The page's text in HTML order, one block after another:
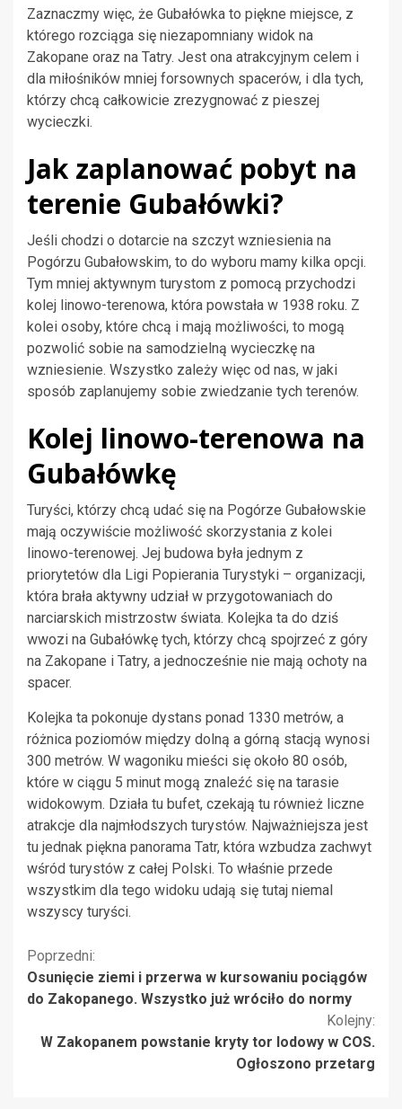
Zaznaczmy więc, że Gubałówka to piękne miejsce, z
którego rozciąga się niezapomniany widok na
Zakopane oraz na Tatry. Jest ona atrakcyjnym celem i
dla miłośników mniej forsownych spacerów, i dla tych,
którzy chcą całkowicie zrezygnować z pieszej
wycieczki.
Jak zaplanować pobyt na
terenie Gubałówki?
Jeśli chodzi o dotarcie na szczyt wzniesienia na
Pogórzu Gubałowskim, to do wyboru mamy kilka opcji.
Tym mniej aktywnym turystom z pomocą przychodzi
kolej linowo-terenowa, która powstała w 1938 roku. Z
kolei osoby, które chcą i mają możliwości, to mogą
pozwolić sobie na samodzielną wycieczkę na
wzniesienie. Wszystko zależy więc od nas, w jaki
sposób zaplanujemy sobie zwiedzanie tych terenów.
Kolej linowo-terenowa na
Gubałówkę
Turyści, którzy chcą udać się na Pogórze Gubałowskie
mają oczywiście możliwość skorzystania z kolei
linowo-terenowej. Jej budowa była jednym z
priorytetów dla Ligi Popierania Turystyki – organizacji,
która brała aktywny udział w przygotowaniach do
narciarskich mistrzostw świata. Kolejka ta do dziś
wwozi na Gubałówkę tych, którzy chcą spojrzeć z góry
na Zakopane i Tatry, a jednocześnie nie mają ochoty na
spacer.
Kolejka ta pokonuje dystans ponad 1330 metrów, a
różnica poziomów między dolną a górną stacją wynosi
300 metrów. W wagoniku mieści się około 80 osób,
które w ciągu 5 minut mogą znaleźć się na tarasie
widokowym. Działa tu bufet, czekają tu również liczne
atrakcje dla najmłodszych turystów. Najważniejsza jest
tu jednak piękna panorama Tatr, która wzbudza zachwyt
wśród turystów z całej Polski. To właśnie przede
wszystkim dla tego widoku udają się tutaj niemal
wszyscy turyści.
Kontynuuj
czytanie
Poprzedni:
Osunięcie ziemi i przerwa w kursowaniu pociągów
do Zakopanego. Wszystko już wróciło do normy
Kolejny:
W Zakopanem powstanie kryty tor lodowy w COS.
Ogłoszono przetarg